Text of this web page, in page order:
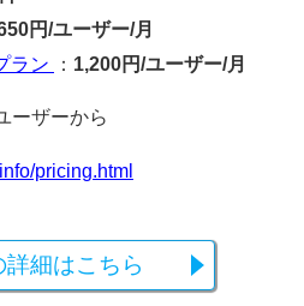
円/ユーザー/月
ラン
： 1,200円/ユーザー/月
ーザーから
pricing.html
細はこちら